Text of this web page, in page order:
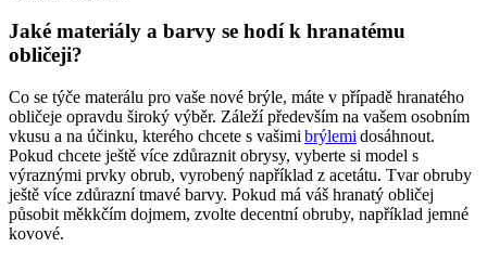
Jaké materiály a barvy se hodí k hranatému
obličeji?
Co se týče materálu pro vaše nové brýle, máte v případě hranatého
obličeje opravdu široký výběr. Záleží především na vašem osobním
vkusu a na účinku, kterého chcete s vašimi brýlemi dosáhnout.
Pokud chcete ještě více zdůraznit obrysy, vyberte si model s
výraznými prvky obrub, vyrobený například z acetátu. Tvar obruby
ještě více zdůrazní tmavé barvy. Pokud má váš hranatý obličej
působit měkkčím dojmem, zvolte decentní obruby, například jemné
kovové.